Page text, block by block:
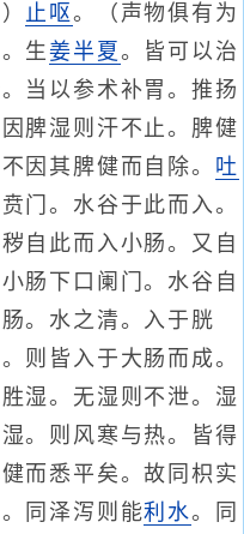
止呕。（声物俱有为
生姜半夏 。皆可以治
当以参术补胃。推扬
脾湿则汗不止。脾健
因其脾健而自除。 吐
门。水谷于此而入。
自此而入小肠。又自
肠下口阑门。水谷自
。水之清。入于胱
则皆入于大肠而成。
湿。无湿则不泄。湿
。则风寒与热。皆得
而悉平矣。故同枳实
同泽泻则能利水。同